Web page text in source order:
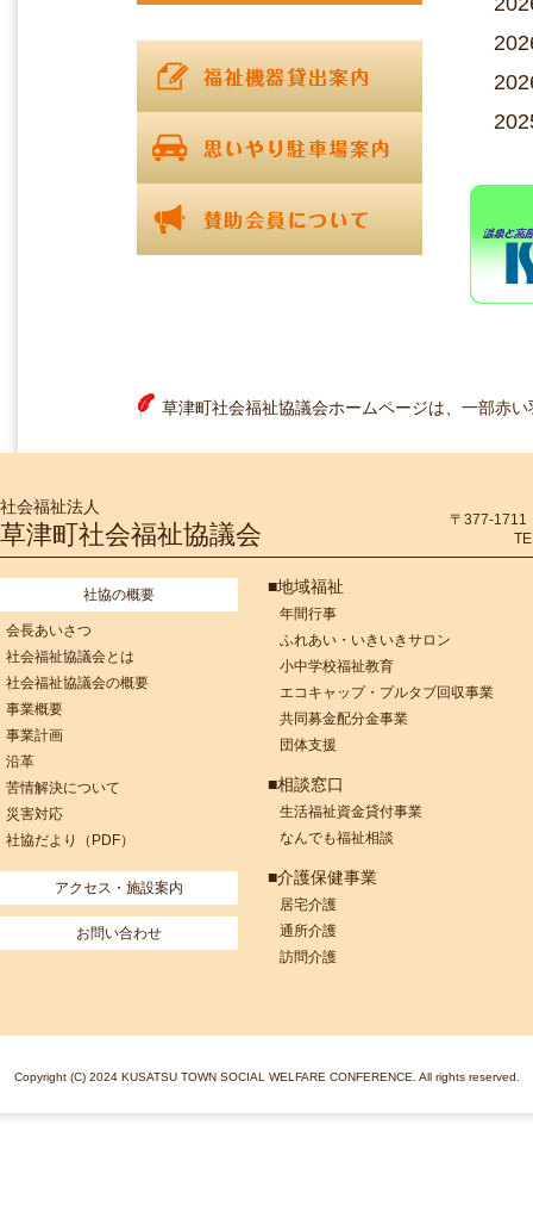
草津町社会福祉協議会ホームページは、一部赤
社会福祉法人
草津町社会福祉協議会
〒377-1711
社協の概要
会長あいさつ
社会福祉協議会とは
社会福祉協議会の概要
事業概要
事業計画
沿革
苦情解決について
災害対応
社協だより（PDF）
アクセス・施設案内
お問い合わせ
■地域福祉
年間行事
ふれあい・いきいきサロン
小中学校福祉教育
エコキャップ・プルタブ回収事業
共同募金配分金事業
団体支援
■相談窓口
生活福祉資金貸付事業
なんでも福祉相談
■介護保健事業
居宅介護
通所介護
訪問介護
Copyright (C) 2024 KUSATSU TOWN SOCIAL WELFARE CONFERENCE. All rights reserved.